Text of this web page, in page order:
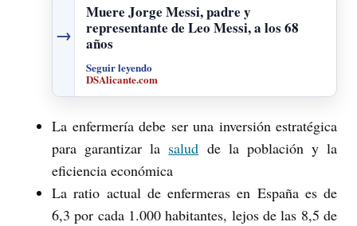
→
Muere Jorge Messi, padre y
representante de Leo Messi, a los 68
años
Seguir leyendo
DSAlicante.com
La enfermería debe ser una inversión estratégica
para garantizar la salud de la población y la
eficiencia económica
La ratio actual de enfermeras en España es de
6,3 por cada 1.000 habitantes, lejos de las 8,5 de